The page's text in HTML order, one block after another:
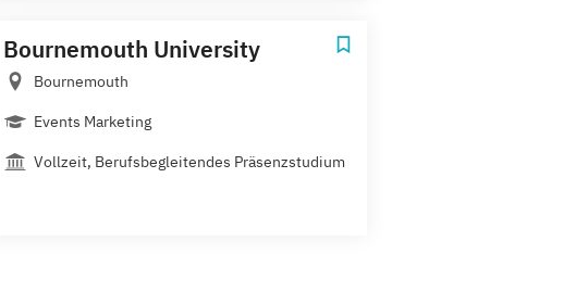
Bournemouth University
Bournemouth
Events Marketing
Vollzeit, Berufsbegleitendes Präsenzstudium